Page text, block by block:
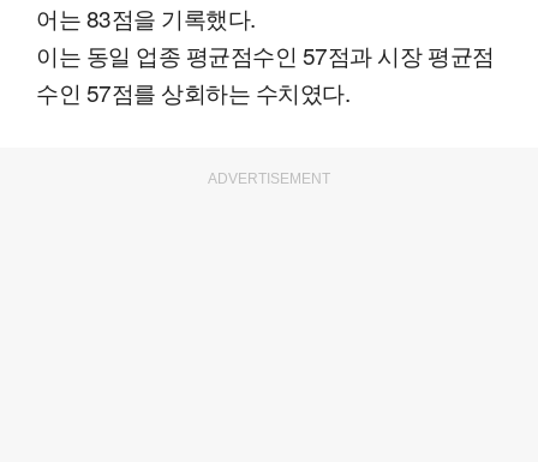
어는 83점을 기록했다.
이는 동일 업종 평균점수인 57점과 시장 평균점
수인 57점를 상회하는 수치였다.
ADVERTISEMENT